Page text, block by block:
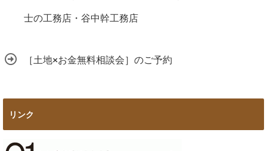
士の工務店・谷中幹工務店
［土地×お金無料相談会］のご予約
リンク